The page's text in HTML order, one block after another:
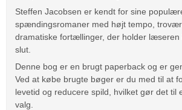
Steffen Jacobsen er kendt for sine
spændingsromaner med højt tempo,
dramatiske fortællinger, der holder læseren
slut.
Denne bog er en brugt paperback og er
Ved at købe brugte bøger er du med til at
levetid og reducere spild, hvilket gør det til
valg.